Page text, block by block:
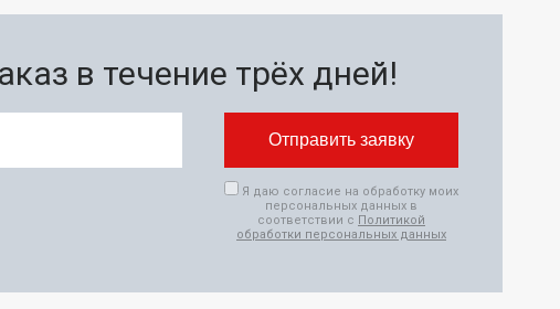
в течение трёх дней!
Я даю согласие на обработку моих
персональных данных в
соответствии с Политикой
обработки персональных данных